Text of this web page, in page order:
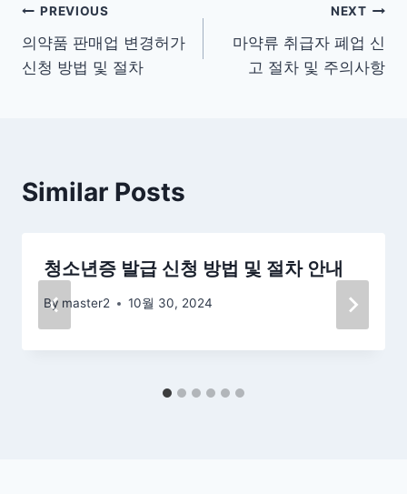
글
탐
PREVIOUS
의약품 판매업 변경허가
신청 방법 및 절차
NEXT
마약류 취급자 폐업 신
고 절차 및 주의사항
Similar Posts
청소년증 발급 신청 방법 및 절차 안내
By master2 10월 30, 2024